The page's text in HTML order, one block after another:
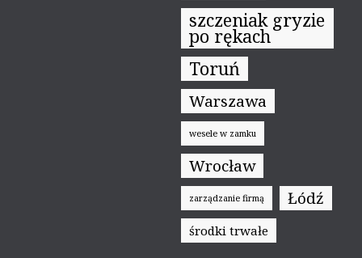
szczeniak gryzie
po rękach
Toruń
Warszawa
wesele w zamku
Wrocław
zarządzanie firmą Łódź
środki trwałe